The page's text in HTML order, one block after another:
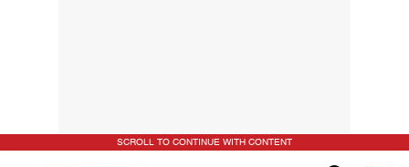
SCROLL TO CONTINUE WITH CONTENT